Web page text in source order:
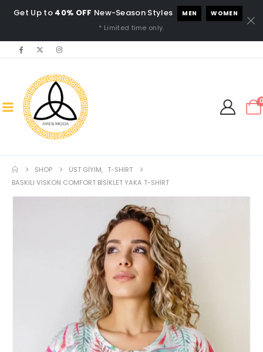
Get Up to 40% OFF New-Season Styles MEN WOMEN
* Limited time only.
SHOP ÜST GIYIM, T-SHIRT
BASKILI VISKON COMFORT BISIKLET YAKA T-SHIRT